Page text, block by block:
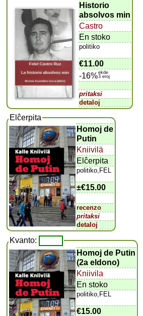
Historio
absolvos min
Castro
En stoko
politiko
€11.00
-16%ekde
3 eroj
pritaksi
detaloj
Elĉerpita
Homoj de
Putin
Kniivilä
Elĉerpita
politiko,FEL
±€15.00
recenzo
pritaksi
detaloj
Kvanto:
Homoj de Putin
(2a eldono)
Kniivila
En stoko
politiko,FEL
€15.00